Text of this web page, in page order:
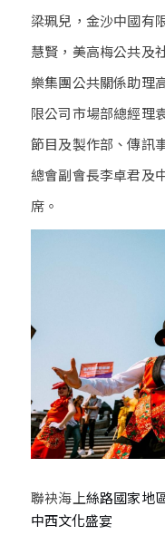
梁珮兒，金沙中國有
慧賢，美高梅公共及
樂集團公共關係助理
限公司市場部總經理
節目及製作部、傳訊
總會副會長李卓君及
席。
聯袂海上絲路國家地
中西文化盛宴